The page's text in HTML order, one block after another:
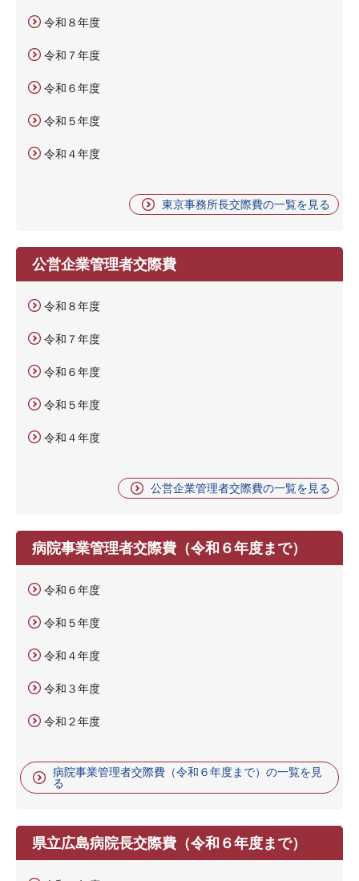
令和８年度
令和７年度
令和６年度
令和５年度
令和４年度
東京事務所長交際費の一覧を見る
公営企業管理者交際費
令和８年度
令和７年度
令和６年度
令和５年度
令和４年度
公営企業管理者交際費の一覧を見る
病院事業管理者交際費（令和６年度まで）
令和６年度
令和５年度
令和４年度
令和３年度
令和２年度
病院事業管理者交際費（令和６年度まで）の一覧を見
る
県立広島病院長交際費（令和６年度まで）